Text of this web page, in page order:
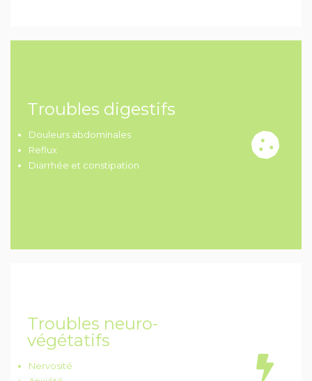
Troubles digestifs
Douleurs abdominales
Reflux
Diarrhée et constipation
Troubles neuro-
végétatifs
Nervosité